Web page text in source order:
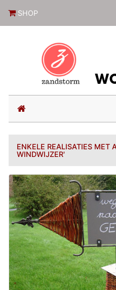
SHOP
(current)
ENKELE REALISATIES MET
WINDWIJZER'